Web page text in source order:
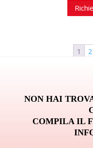
1 2
NON HAI
COMPILA IL